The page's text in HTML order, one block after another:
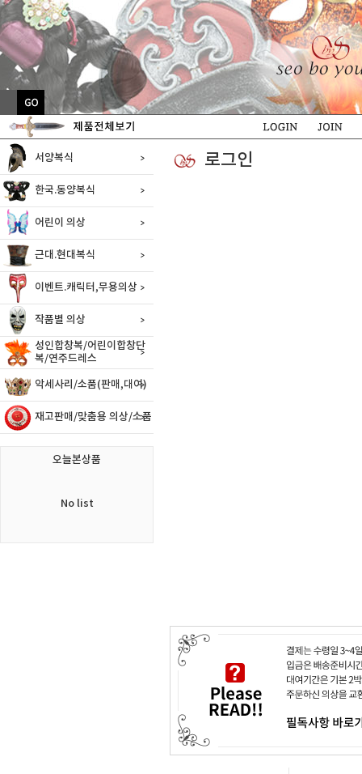
서양복식
한국.동양복식
어린이 의상
근대.현대복식
이벤트.캐릭터,무용의상
작품별 의상
성인합창복/어린이합창단
복/연주드레스
악세사리/소품(판매,대여)
재고판매/맞춤용 의상/소품
오늘본상품
No list
로그인